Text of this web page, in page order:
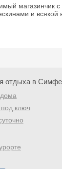
магазинчик
и всякой
отдыха в
ключ